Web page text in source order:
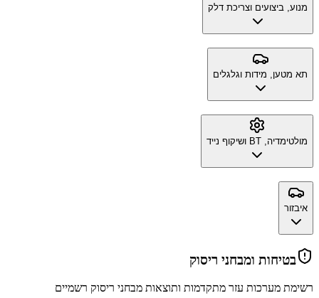
מנוע, ביצועים וצריכת דלק
תא מטען, מידות וגלגלים
מולטימדיה, BT ושיקוף נייד
איבזור
בטיחות ומבחני ריסוק
רשימת מערכות עזר מתקדמות ותוצאות מבחני ריסוק רשמיים